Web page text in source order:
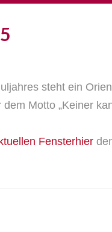
steht ein
Motto „Keiner
hier